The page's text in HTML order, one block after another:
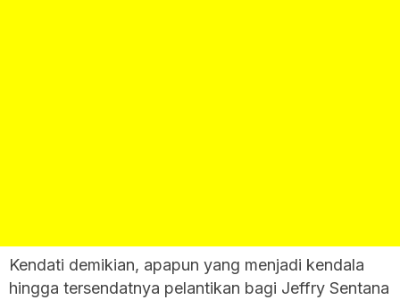
Kendati demikian, apapun yang menjadi kendala
hingga tersendatnya pelantikan bagi Jeffry Sentana